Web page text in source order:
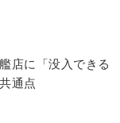
店に「没入できる
通点